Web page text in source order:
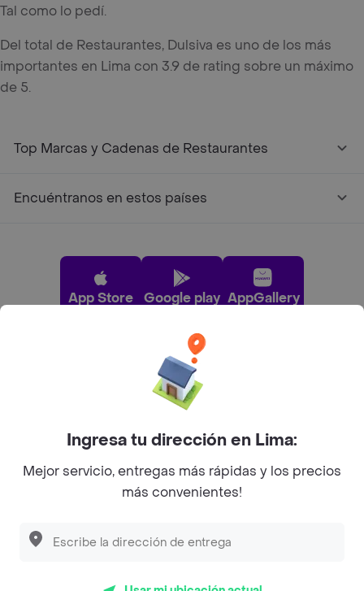
Tal como lo pedí.
Del total de Restaurantes, Dulsiva es uno de los más
importantes en Lima con 3.9 de rating sobre un máximo
de 5.
Top Marcas y Cadenas de Restaurantes
Encuéntranos en estos países
App Store Google play AppGallery
Pide tu comida favorita cerca de ti
Únete a Rappi
Ingresa tu dirección en Lima:
Mejor servicio, entregas más rápidas y los precios
más convenientes!